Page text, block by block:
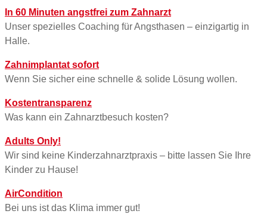
In 60 Minuten angstfrei zum Zahnarzt
Unser spezielles Coaching für Angsthasen – einzigartig in
Halle.
Zahnimplantat sofort
Wenn Sie sicher eine schnelle & solide Lösung wollen.
Kostentransparenz
Was kann ein Zahnarztbesuch kosten?
Adults Only!
Wir sind keine Kinderzahnarztpraxis – bitte lassen Sie Ihre
Kinder zu Hause!
AirCondition
Bei uns ist das Klima immer gut!